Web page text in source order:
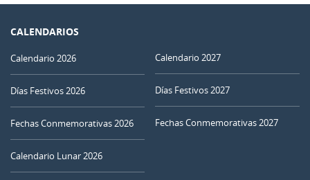
CALENDARIOS
Calendario 2026
Días Festivos 2026
Fechas Conmemorativas 2026
Calendario Lunar 2026
Calendario 2027
Días Festivos 2027
Fechas Conmemorativas 2027